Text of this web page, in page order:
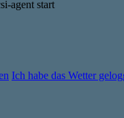
agent start
Ich habe das Wetter